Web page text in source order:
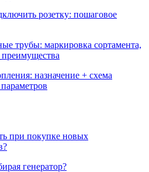
розетку: пошаговое
трубы: маркировка сортамента,
назначение + схема
при покупке новых
генератор?